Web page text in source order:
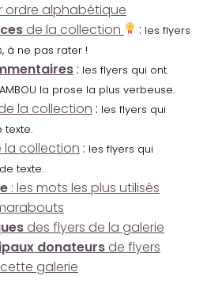
ordre alphabétique
de la collection : les flyers
à ne pas rater !
: les flyers qui ont
la prose la plus verbeuse.
la collection : les flyers qui
texte.
la collection : les flyers qui
de texte.
: les mots les plus utilisés
des flyers de la galerie
donateurs de flyers
galerie